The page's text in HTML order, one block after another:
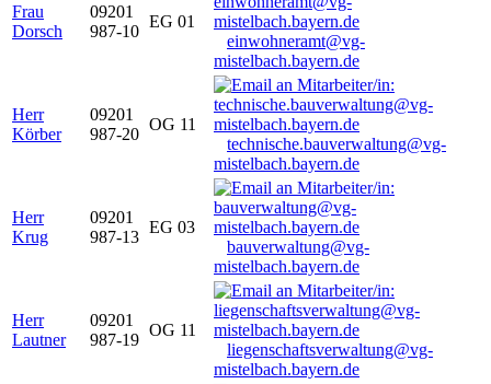
Frau
Dorsch
09201
987-10
EG 01
einwohneramt@vg-
mistelbach.bayern.de
Herr
Körber
09201
987-20
OG 11
technische.bauverwaltung@vg-
mistelbach.bayern.de
Herr
Krug
09201
987-13
EG 03
bauverwaltung@vg-
mistelbach.bayern.de
Herr
Lautner
09201
987-19
OG 11
liegenschaftsverwaltung@vg-
mistelbach.bayern.de